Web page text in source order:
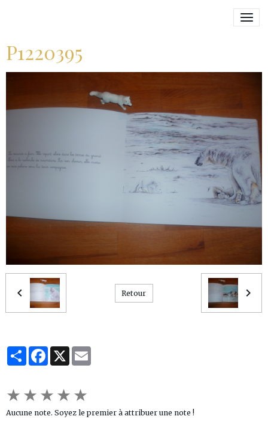
P1220395
Retour
PartagerFacebook
X
★★★★★
Aucune note. Soyez le premier à attribuer une note !